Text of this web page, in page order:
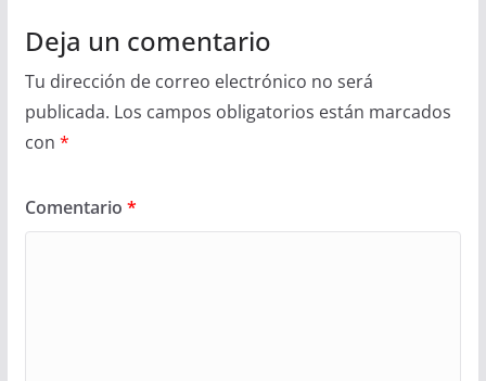
Deja un comentario
Tu dirección de correo electrónico no será
publicada. Los campos obligatorios están marcados
con *
Comentario *